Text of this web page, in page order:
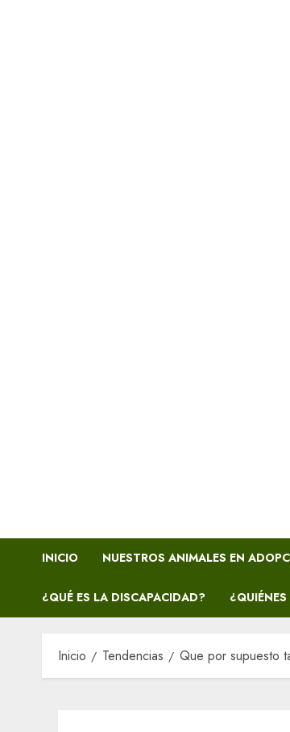
INICIO NUESTROS ANIMALES EN
¿QUÉ ES LA DISCAPACIDAD?
Inicio Tendencias Que por supuesto